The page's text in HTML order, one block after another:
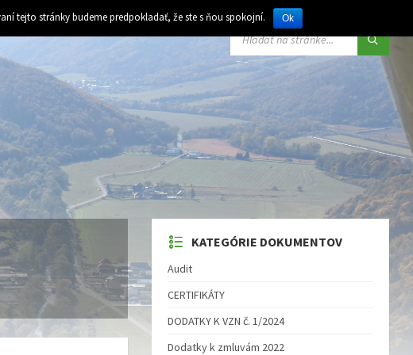
VYHĽADÁVANIE:
KATEGÓRIE DOKUMENTOV
Audit
CERTIFIKÁTY
DODATKY K VZN č. 1/2024
Dodatky k zmluvám 2022
tejto stránky budeme predpokladať, že ste s ňou spokojní. Ok